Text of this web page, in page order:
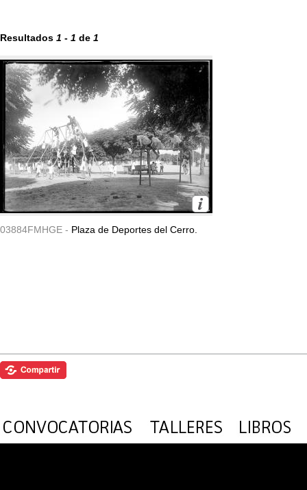
Resultados 1 - 1 de 1
03884FMHGE - Plaza de Deportes del Cerro.